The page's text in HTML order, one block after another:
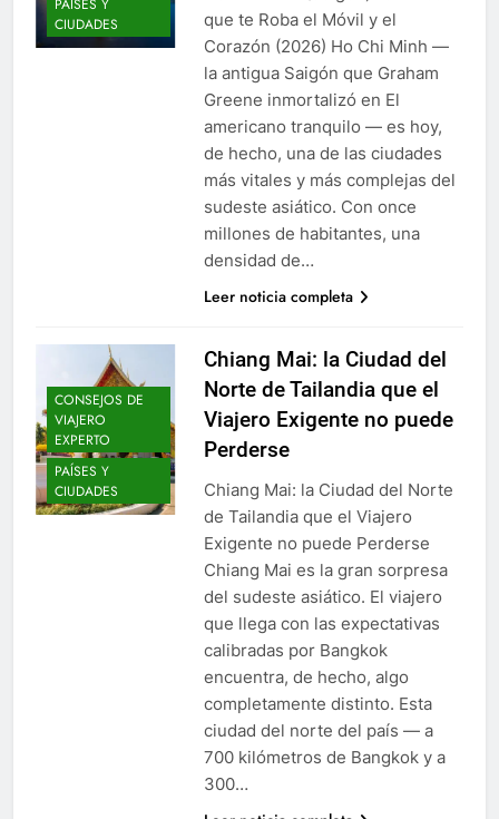
PAÍSES Y
CIUDADES
que te Roba el Móvil y el
Corazón (2026) Ho Chi Minh —
la antigua Saigón que Graham
Greene inmortalizó en El
americano tranquilo — es hoy,
de hecho, una de las ciudades
más vitales y más complejas del
sudeste asiático. Con once
millones de habitantes, una
densidad de…
Leer noticia completa
CONSEJOS DE
VIAJERO
EXPERTO
PAÍSES Y
CIUDADES
Chiang Mai: la Ciudad del
Norte de Tailandia que el
Viajero Exigente no puede
Perderse
Chiang Mai: la Ciudad del Norte
de Tailandia que el Viajero
Exigente no puede Perderse
Chiang Mai es la gran sorpresa
del sudeste asiático. El viajero
que llega con las expectativas
calibradas por Bangkok
encuentra, de hecho, algo
completamente distinto. Esta
ciudad del norte del país — a
700 kilómetros de Bangkok y a
300…